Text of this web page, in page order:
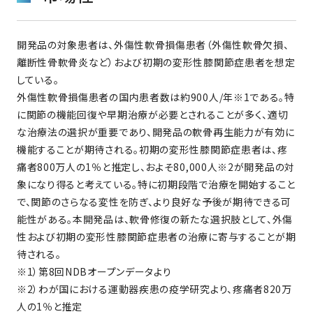
開発品の対象患者は、外傷性軟骨損傷患者（外傷性軟骨欠損、
離断性骨軟骨炎など）および初期の変形性膝関節症患者を想定
している。
外傷性軟骨損傷患者の国内患者数は約900人/年※1である。特
に関節の機能回復や早期治療が必要とされることが多く、適切
な治療法の選択が重要であり、開発品の軟骨再生能力が有効に
機能することが期待される。初期の変形性膝関節症患者は、疼
痛者800万人の1％と推定し、およそ80,000人※2が開発品の対
象になり得ると考えている。特に初期段階で治療を開始すること
で、関節のさらなる変性を防ぎ、より良好な予後が期待できる可
能性がある。本開発品は、軟骨修復の新たな選択肢として、外傷
性および初期の変形性膝関節症患者の治療に寄与することが期
待される。
※1）第8回NDBオープンデータより
※2）わが国における運動器疾患の疫学研究より、疼痛者820万
人の1％と推定